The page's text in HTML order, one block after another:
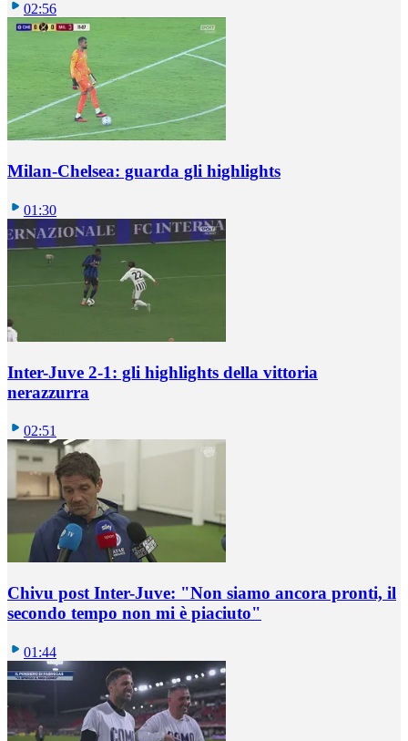
02:56
Milan-Chelsea: guarda gli highlights
01:30
Inter-Juve 2-1: gli highlights della vittoria
nerazzurra
02:51
Chivu post Inter-Juve: "Non siamo ancora pronti, il
secondo tempo non mi è piaciuto"
01:44